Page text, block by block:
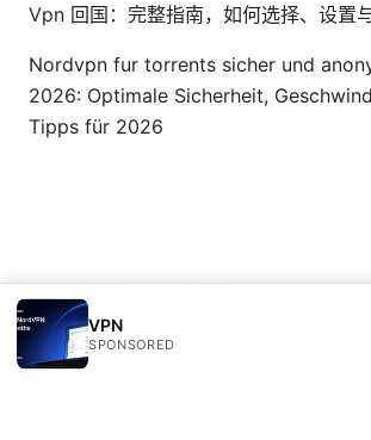
Vpn 回国：完整指南，如何选择、设置
Nordvpn fur torrents sicher und
2026: Optimale Sicherheit,
Tipps für 2026
VPN
SPONSORED